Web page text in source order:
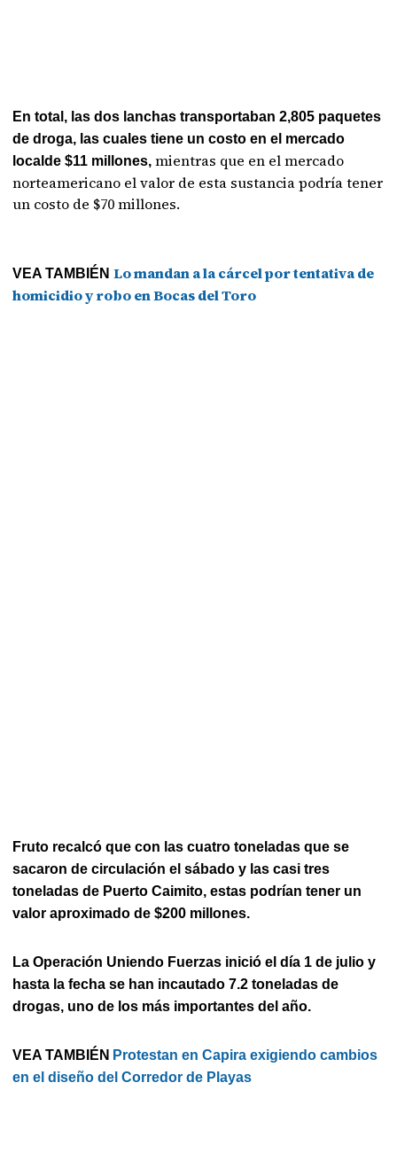
En total, las dos lanchas transportaban 2,805 paquetes
de droga, las cuales tiene un costo en el mercado
localde $11 millones, mientras que en el mercado
norteamericano el valor de esta sustancia podría tener
un costo de $70 millones.
VEA TAMBIÉNLo mandan a la cárcel por tentativa de
homicidio y robo en Bocas del Toro
Fruto recalcó que con las cuatro toneladas que se
sacaron de circulación el sábado y las casi tres
toneladas de Puerto Caimito, estas podrían tener un
valor aproximado de $200 millones.
La Operación Uniendo Fuerzas inició el día 1 de julio y
hasta la fecha se han incautado 7.2 toneladas de
drogas, uno de los más importantes del año.
VEA TAMBIÉN Protestan en Capira exigiendo cambios
en el diseño del Corredor de Playas